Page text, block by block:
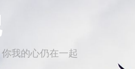
我的心仍在一起